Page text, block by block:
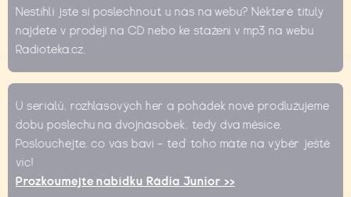
Nestihli jste si poslechnout u nás na webu? Některé tituly
najdete v prodeji na CD nebo ke stažení v mp3 na webu
Radioteka.cz.
U seriálů, rozhlasových her a pohádek nově prodlužujeme
dobu poslechu na dvojnásobek, tedy dva měsíce.
Poslouchejte, co vás baví – teď toho máte na výběr ještě
víc!
Prozkoumejte nabídku Rádia Junior >>